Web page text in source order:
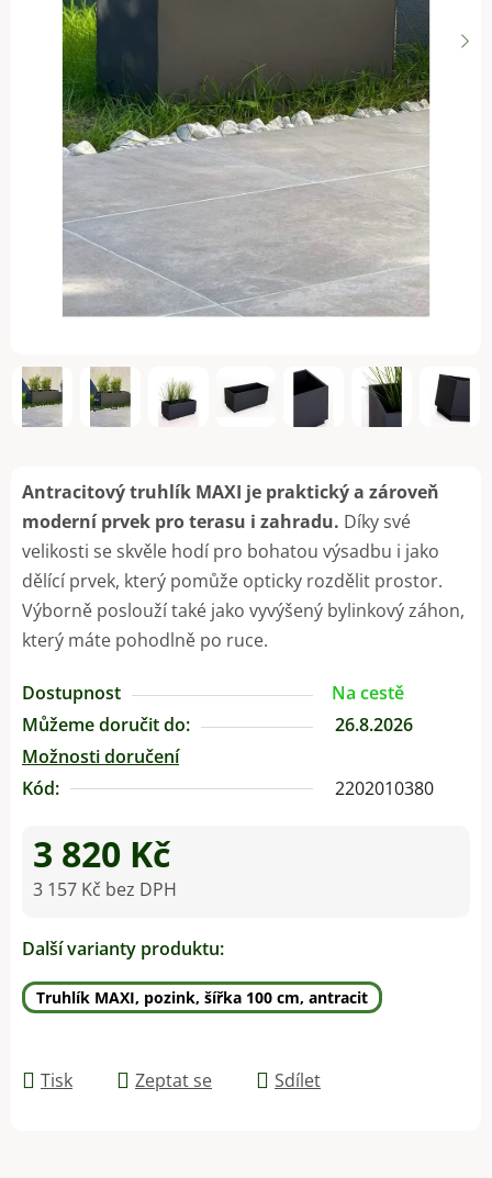
Antracitový truhlík MAXI je praktický a zároveň
moderní prvek pro terasu i zahradu. Díky své
velikosti se skvěle hodí pro bohatou výsadbu i jako
dělící prvek, který pomůže opticky rozdělit prostor.
Výborně poslouží také jako vyvýšený bylinkový záhon,
který máte pohodlně po ruce.
Dostupnost
Na cestě
Můžeme doručit do:
26.8.2026
Možnosti doručení
Kód:
2202010380
3 820 Kč
3 157 Kč bez DPH
Další varianty produktu:
Truhlík MAXI, pozink, šířka 100 cm, antracit
Tisk Zeptat se Sdílet